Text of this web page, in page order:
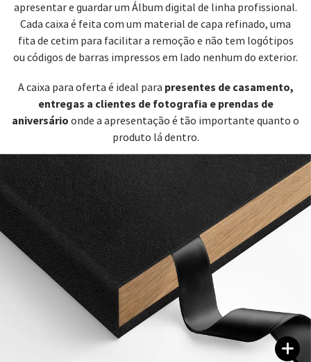
apresentar e guardar um Álbum digital de linha profissional.
Cada caixa é feita com um material de capa refinado, uma
fita de cetim para facilitar a remoção e não tem logótipos
ou códigos de barras impressos em lado nenhum do exterior.
A caixa para oferta é ideal para presentes de casamento,
entregas a clientes de fotografia e prendas de
aniversário onde a apresentação é tão importante quanto o
produto lá dentro.